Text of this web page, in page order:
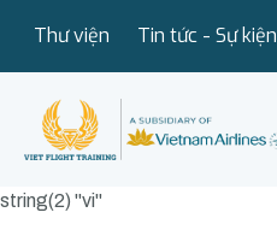
Thư viện Tin tức - Sự kiện
string(2) "vi"